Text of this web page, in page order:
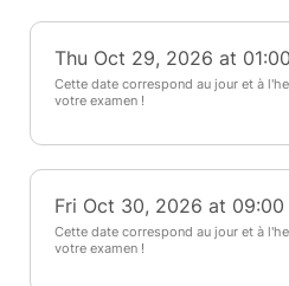
Thu Oct 29, 2026 at
Cette date correspond au jour et à
votre examen !
Fri Oct 30, 2026 at 09:00
Cette date correspond au jour et à
votre examen !